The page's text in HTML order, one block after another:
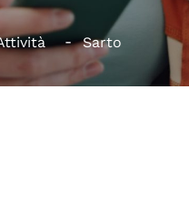
Sarto